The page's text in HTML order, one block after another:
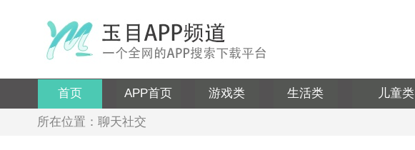
首页 APP首页 游戏类 生活类 儿童类
所在位置：聊天社交